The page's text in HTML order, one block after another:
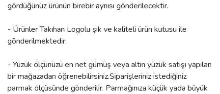
gördüğünüz ürünün birebir aynısı gönderilecektir.
- Ürünler Takıhan Logolu şık ve kaliteli ürün kutusu ile
gönderilmektedir.
- Yüzük ölçünüzü en net gümüş veya altın yüzük satışı yapılan
bir mağazadan öğrenebilirsiniz.Siparişleriniz istediğiniz
parmak ölçüsünde gönderilir. Parmağınıza küçük yada büyük